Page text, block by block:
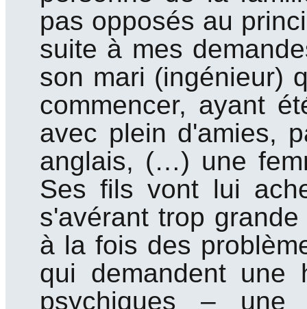
pas opposés au
suite à mes
son mari (ingénieur)
commencer, ayant
avec plein d'amies,
anglais, (…) une
Ses fils vont lui
s'avérant trop
à la fois des
qui demandent une
psychiques – une